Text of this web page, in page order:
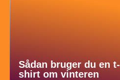
Sådan bruger du en t-
shirt om vinteren